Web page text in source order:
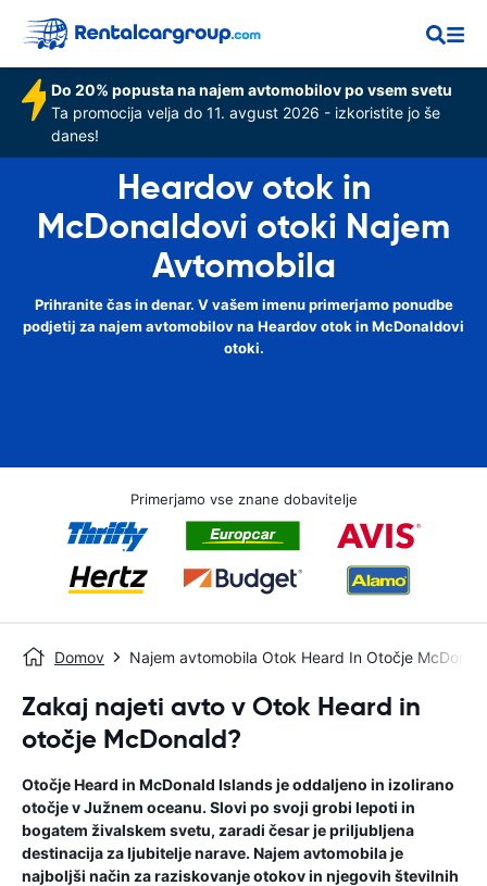
Do 20% popusta na najem avtomobilov po vsem svetu
Ta promocija velja do 11. avgust 2026 - izkoristite jo še
danes!
Heardov otok in
McDonaldovi otoki Najem
Avtomobila
Prihranite čas in denar. V vašem imenu primerjamo ponudbe
podjetij za najem avtomobilov na Heardov otok in McDonaldovi
otoki.
Primerjamo vse znane dobavitelje
Domov Najem avtomobila Otok Heard In Otočje
Zakaj najeti avto v Otok Heard in
otočje McDonald?
Otočje Heard in McDonald Islands je oddaljeno in izolirano
otočje v Južnem oceanu. Slovi po svoji grobi lepoti in
bogatem živalskem svetu, zaradi česar je priljubljena
destinacija za ljubitelje narave. Najem avtomobila je
najboljši način za raziskovanje otokov in njegovih številnih